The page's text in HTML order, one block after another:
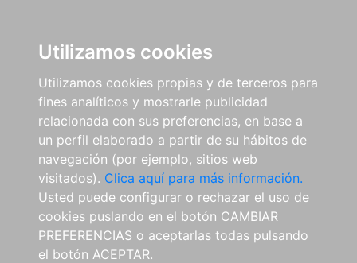
Utilizamos cookies
Utilizamos cookies propias y de terceros para
fines analíticos y mostrarle publicidad
relacionada con sus preferencias, en base a
un perfil elaborado a partir de su hábitos de
navegación (por ejemplo, sitios web
visitados). Clica aquí para más información.
Usted puede configurar o rechazar el uso de
cookies puslando en el botón CAMBIAR
PREFERENCIAS o aceptarlas todas pulsando
el botón ACEPTAR.